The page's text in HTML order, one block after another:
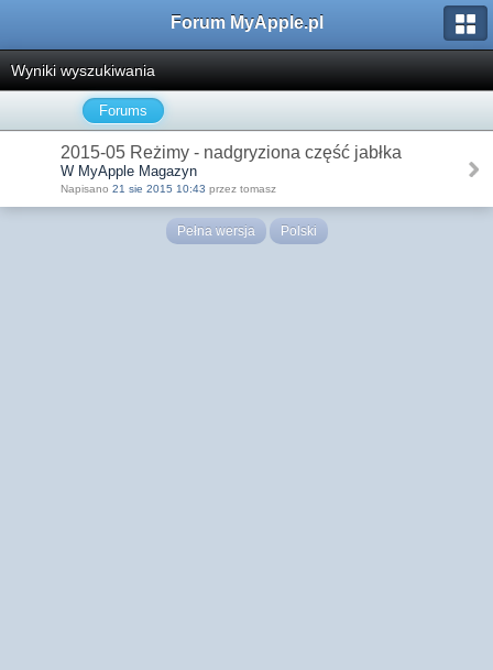
Forum MyApple.pl
Wyniki wyszukiwania
Forums
2015-05 Reżimy - nadgryziona część jabłka
W MyApple Magazyn
Napisano 21 sie 2015 10:43 przez tomasz
Pełna wersja Polski